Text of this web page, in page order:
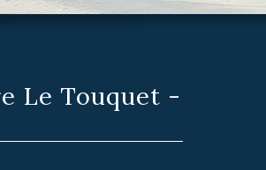
Le Touquet -